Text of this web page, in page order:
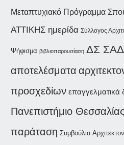
Μεταπτυχιακό Πρόγραμμα
ΑΤΤΙΚΗΣ ημερίδα Σύλλογος
Ψήφισμα βιβλιοπαρουσίαση ΔΣ
αποτελέσματα
προσχεδίων επαγγελματικά
Πανεπιστήμιο Θεσσαλίας
παράταση Συμβούλια